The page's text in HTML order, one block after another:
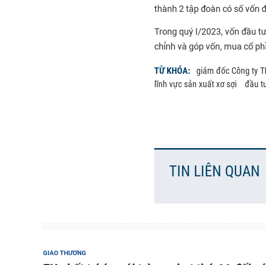
thành 2 tập đoàn có số vốn
Trong quý I/2023, vốn đầu
chỉnh và góp vốn, mua cổ
TỪ KHÓA: giám đốc Công ty
lĩnh vực sản xuất xơ sợi
đầu
TIN LIÊN QUAN
GIAO THƯƠNG